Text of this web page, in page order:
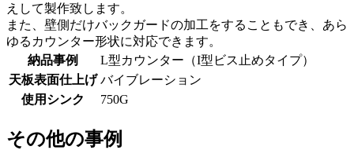
えして製作致します。
また、壁側だけバックガードの加工をすることもでき、あら
ゆるカウンター形状に対応できます。
納品事例
L型カウンター（I型ビス止めタイプ）
天板表面仕上げ バイブレーション
使用シンク
750G
その他の事例